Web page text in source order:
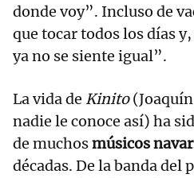
donde voy”. Incluso de
que tocar todos los días
ya no se siente igual”.
La vida de Kinito
nadie le conoce así) ha
de muchosmúsicos
décadas. De la banda del